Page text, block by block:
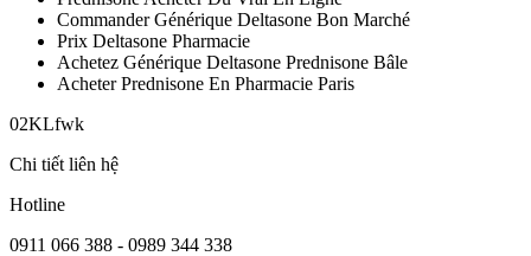
Commander Générique Deltasone Bon Marché
Prix Deltasone Pharmacie
Achetez Générique Deltasone Prednisone Bâle
Acheter Prednisone En Pharmacie Paris
02KLfwk
Chi tiết liên hệ
Hotline
0911 066 388 - 0989 344 338